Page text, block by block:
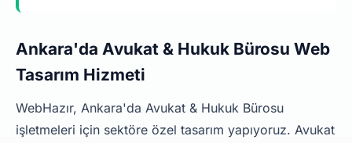
Ankara'da Avukat & Hukuk Bürosu Web
Tasarım Hizmeti
WebHazır, Ankara'da Avukat & Hukuk Bürosu
işletmeleri için sektöre özel tasarım yapıyoruz. Avukat